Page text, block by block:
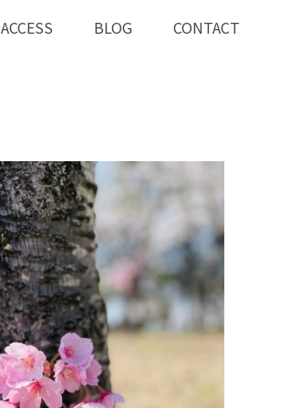
ACCESS BLOG CONTACT